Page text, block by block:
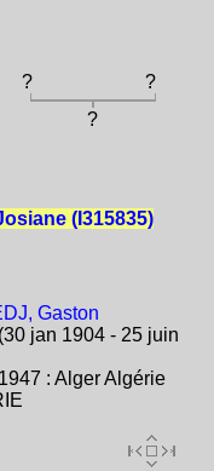
?
?
?
(I315835)
Gaston
jan 1904 - 25 juin
: Alger Algérie